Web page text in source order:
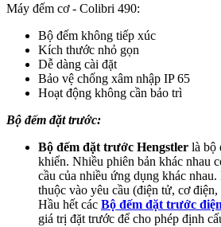
Máy đếm cơ - Colibri 490:
Bộ đếm không tiếp xúc
Kích thước nhỏ gọn
Dễ dàng cài đặt
Bảo vệ chống xâm nhập IP 65
Hoạt động không cần bảo trì
Bộ đếm đặt trước:
Bộ đếm đặt trước Hengstler là bộ
khiển. Nhiều phiên bản khác nhau
cầu của nhiều ứng dụng khác
thuộc vào yêu cầu (điện tử, cơ
Hầu hết các Bộ đếm đặt trước
giá trị đặt trước để cho phép định